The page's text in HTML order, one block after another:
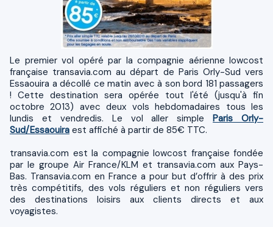
Le premier vol opéré par la compagnie aérienne lowcost
française transavia.com au départ de Paris Orly-Sud vers
Essaouira a décollé ce matin avec à son bord 181 passagers
! Cette destination sera opérée tout l'été (jusqu'à fin
octobre 2013) avec deux vols hebdomadaires tous les
lundis et vendredis. Le vol aller simpleParis Orly-
Sud/Essaouira est affiché à partir de 85€ TTC.
transavia.com est la compagnie lowcost française fondée
par le groupe Air France/KLM et transavia.com aux Pays-
Bas. Transavia.com en France a pour but d’offrir à des prix
très compétitifs, des vols réguliers et non réguliers vers
des destinations loisirs aux clients directs et aux
voyagistes.